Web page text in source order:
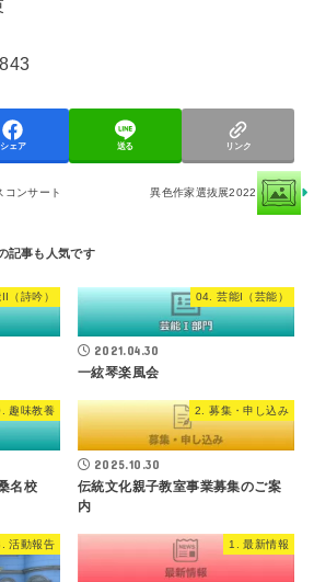
シェア 送る リンク
ンサート 異色作家選抜展2022
（詩吟） 04. 芸能I（芸能）
2021.04.30
一絃琴楽風会
趣味教養
名校
2. 募集・申し込み
2025.10.30
伝統文化親子教室事業募集のご案
内
活動報告 1. 最新情報